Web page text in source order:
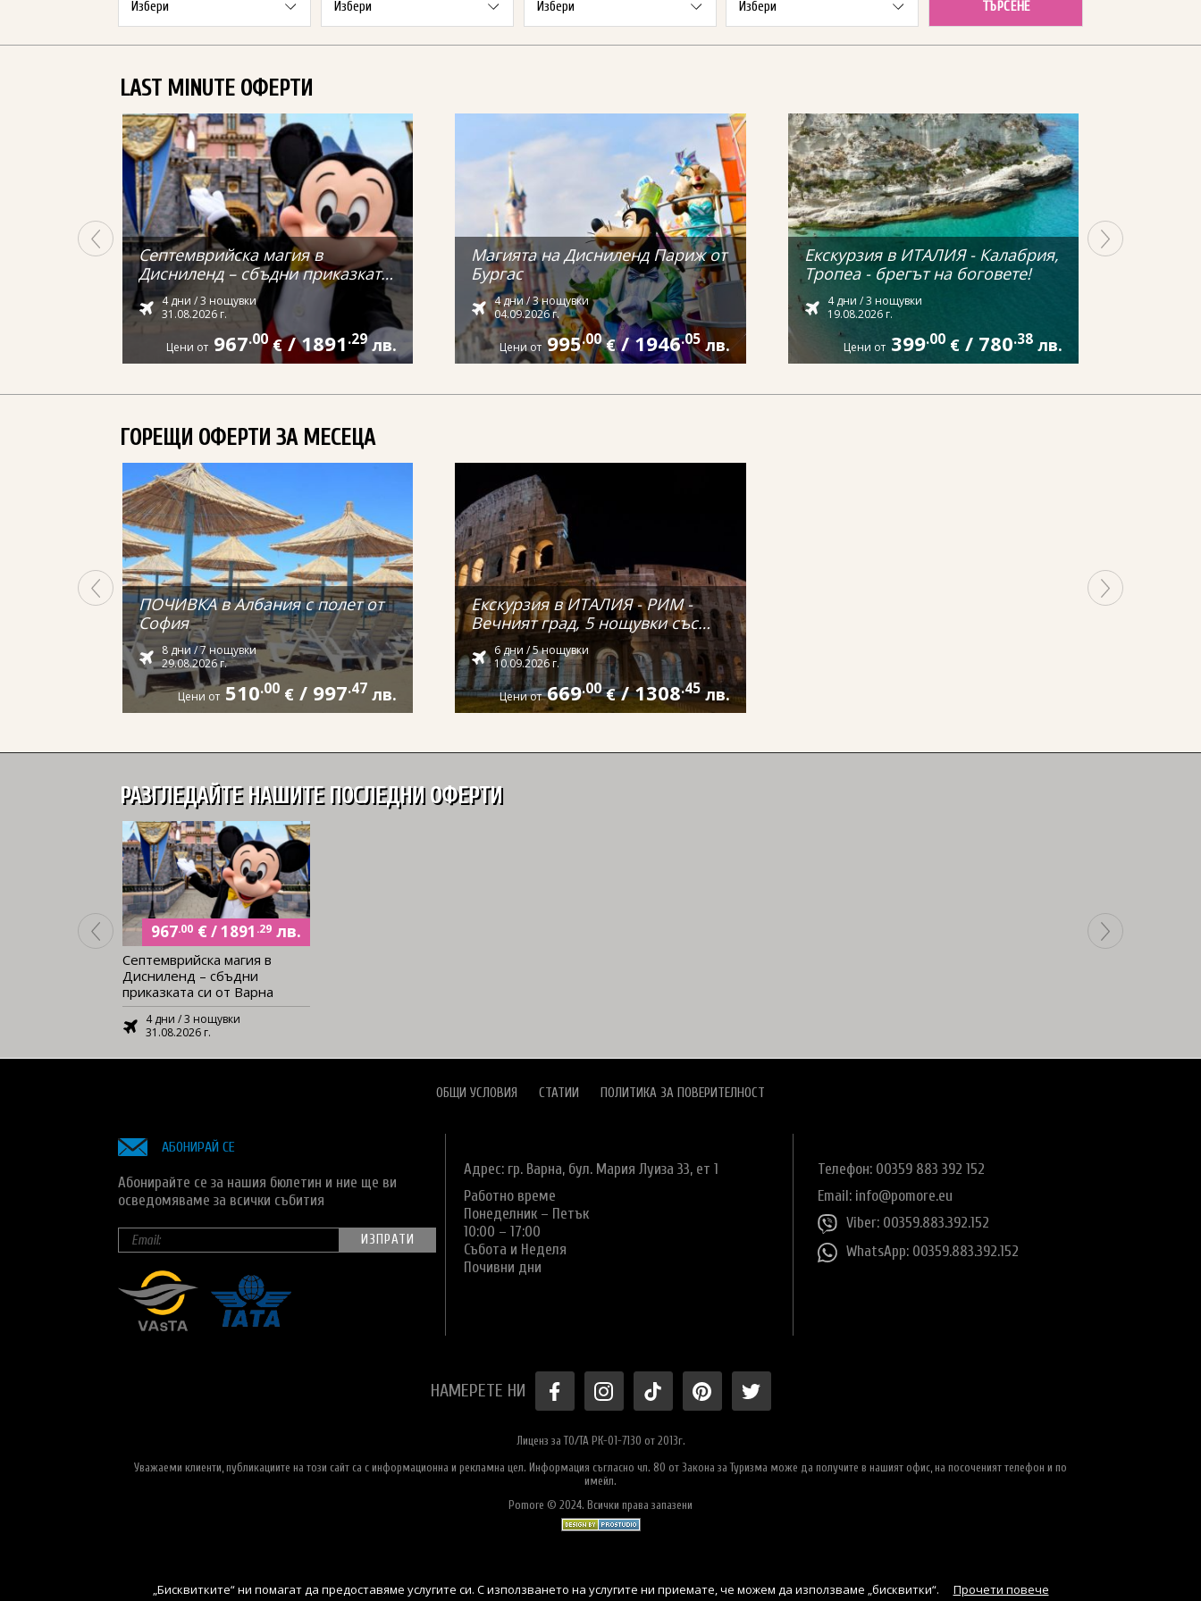
ТЪРСЕНЕ
LAST MINUTE ОФЕРТИ
Септемврийска магия в
Дисниленд – сбъдни приказката
си от Варна4 дни / 3 нощувки
31.08.2026 г.
Цени от 967.00 € / 1891.29 лв.
Магията на Дисниленд Париж от
Бургас
4 дни / 3 нощувки
04.09.2026 г.
Цени от 995.00 € / 1946.05 лв.
Екскурзия в ИТАЛИЯ - Калабрия,
Тропеа - брегът на боговете!
4 дни / 3 нощувки
19.08.2026 г.
Цени от 399.00 € / 780.38 лв.
ГОРЕЩИ ОФЕРТИ ЗА МЕСЕЦА
ПОЧИВКА в Албания с полет от
София
8 дни / 7 нощувки
29.08.2026 г.
Цени от 510.00 € / 997.47 лв.
Екскурзия в ИТАЛИЯ - РИМ -
Вечният град, 5 нощувки със
самолет и обслужване на
български език! С директен
полет от ВАРНА!
6 дни / 5 нощувки
10.09.2026 г.
Цени от 669.00 € / 1308.45 лв.
РАЗГЛЕДАЙТЕ НАШИТЕ ПОСЛЕДНИ ОФЕРТИ
967.00 €/1891 .29 лв.
Септемврийска магия в
Дисниленд – сбъдни
приказката си от Варна
4 дни / 3 нощувки
31.08.2026 г.
ОБЩИ УСЛОВИЯ СТАТИИ ПОЛИТИКА ЗА ПОВЕРИТЕЛНОСТ
АБОНИРАЙ СЕ
Абонирайте се за нашия бюлетин и ние ще ви
осведомяваме за всички събития
Адрес: гр. Варна, бул. Мария Луиза 33, ет 1
Работно време
Понеделник – Петък
10:00 – 17:00
Събота и Неделя
Почивни дни
Телефон: 00359 883 392 152
Email: info@pomore.eu
Viber: 00359.883.392.152
WhatsApp: 00359.883.392.152
НАМЕРЕТЕ НИ
Лиценз за ТО/ТА РК-01-7130 от 2013г.
Уважаеми клиенти, публикациите на този сайт са с информационна и рекламна цел. Информация съгласно чл. 80 от Закона за Туризма може да получите в нашият офис, на посоченият телефон и по
имейл.
Pomore © 2024. Всички права запазени
„Бисквитките“ ни помагат да предоставяме услугите си. С използването на услугите ни приемате, че можем да използваме „бисквитки“. Прочети повече